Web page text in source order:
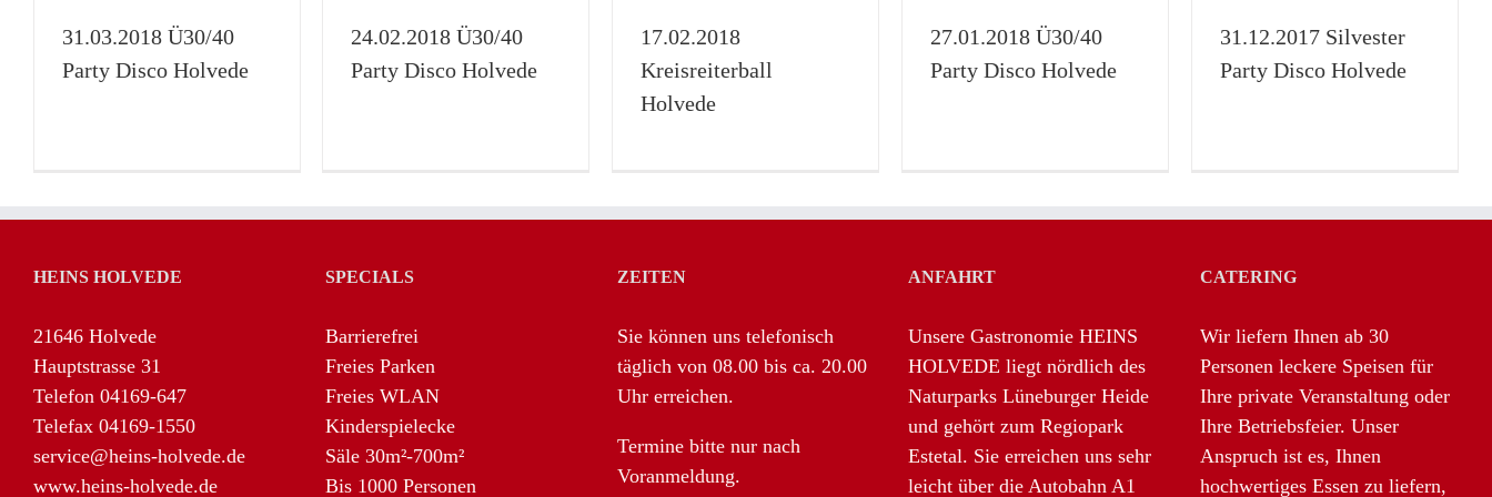
31.03.2018 Ü30/40
Party Disco Holvede
Disco Galerie Ü30/40
24.02.2018 Ü30/40
Party Disco Holvede
Galerie Reiterball
17.02.2018
Kreisreiterball
Holvede
Disco
27.01.2018 Ü30/40
Party Disco Holvede
Disco Galerie Silvesterparty
31.12.2017 Silvester
Party Disco Holvede
HEINS HOLVEDE
21646 Holvede
Hauptstrasse 31
Telefon 04169-647
Telefax 04169-1550
service@heins-holvede.de
www.heins-holvede.de
SPECIALS
Barrierefrei
Freies Parken
Freies WLAN
Kinderspielecke
Säle 30m²-700m²
Bis 1000 Personen
ZEITEN
Sie können uns telefonisch
täglich von 08.00 bis ca. 20.00
Uhr erreichen.
Termine bitte nur nach
Voranmeldung.
ANFAHRT
Unsere Gastronomie HEINS
HOLVEDE liegt nördlich des
Naturparks Lüneburger Heide
und gehört zum Regiopark
Estetal. Sie erreichen uns sehr
leicht über die Autobahn A1
CATERING
Wir liefern Ihnen ab 30
Personen leckere Speisen für
Ihre private Veranstaltung oder
Ihre Betriebsfeier. Unser
Anspruch ist es, Ihnen
hochwertiges Essen zu liefern,